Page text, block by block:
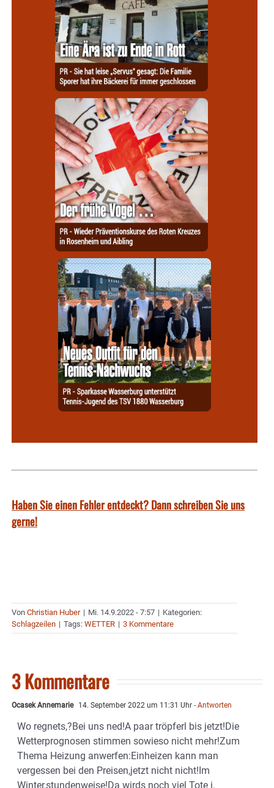
Haben Sie einen Fehler entdeckt? Dann schreiben Sie uns
gerne!
Von Christian Huber | Mi. 14.9.2022 - 7:57 | Kategorien:
Schlagzeilen | Tags: WETTER | 3 Kommentare
3 Kommentare
Ocasek Annemarie 14. September 2022 um 11:31 Uhr - Antworten
Wo regnets,?Bei uns ned!A paar tröpferl bis jetzt!Die
Wetterprognosen stimmen sowieso nicht mehr!Zum
Thema Heizung anwerfen:Einheizen kann man
vergessen bei den Preisen,jetzt nicht nicht!Im
Winter,stundenweise!Da wirds noch viel Tote i.